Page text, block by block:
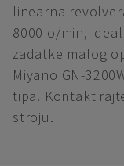
linearna
8000 o/min,
zadatke malog
Miyano GN-
tipa.
stroju.